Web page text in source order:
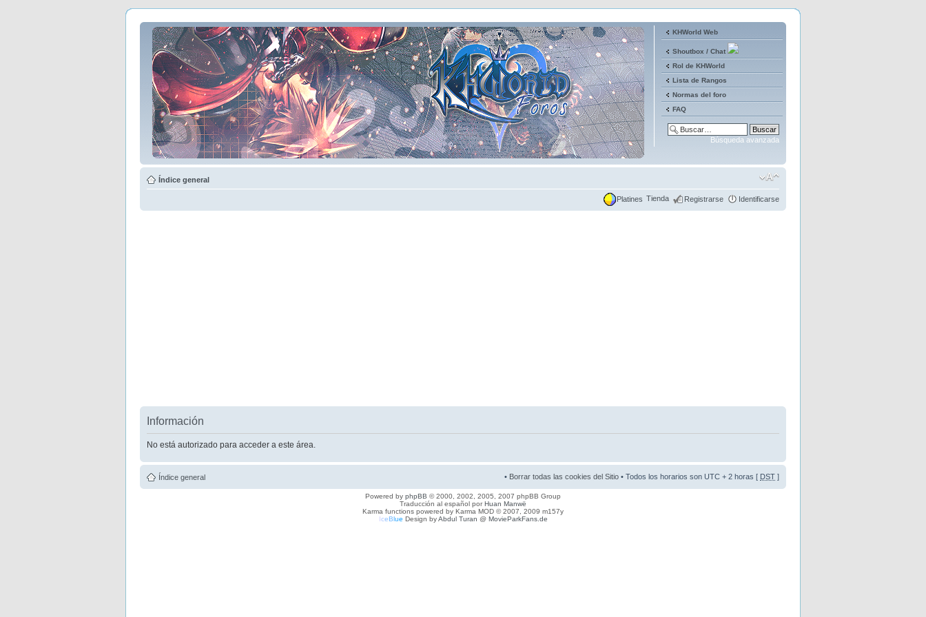
KHWorld Web
Shoutbox / Chat
Rol de KHWorld
Lista de Rangos
Normas del foro
FAQ
Búsqueda avanzada
Índice general
Platines Tienda Registrarse Identificarse
Información
No está autorizado para acceder a este área.
Índice general • Borrar todas las cookies del Sitio • Todos los horarios son UTC + 2 horas [ DST ]
Powered by phpBB © 2000, 2002, 2005, 2007 phpBB Group
Traducción al español porHuan Manwë
Karma functions powered by Karma MOD © 2007, 2009 m157y
IceBlue Design byAbdul Turan @ MovieParkFans.de